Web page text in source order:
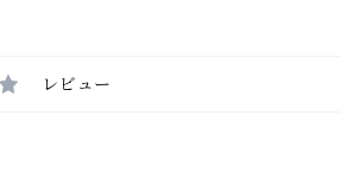
レビュー